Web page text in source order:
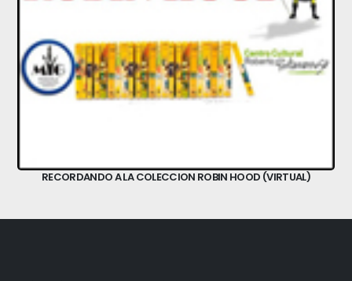
RECORDANDO A LA COLECCION ROBIN HOOD (VIRTUAL)